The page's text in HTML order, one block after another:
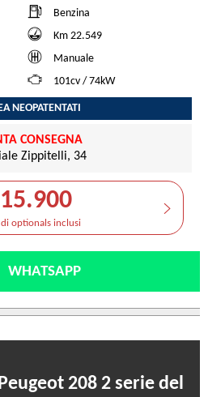
Benzina
Km 22.549
Manuale
101cv / 74kW
NEOPATENTATI
CONSEGNA
Zippitelli, 34
optionals inclusi
WHATSAPP
208 2 serie del